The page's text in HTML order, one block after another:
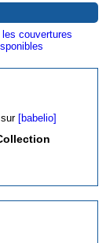
couvertures
[babelio]